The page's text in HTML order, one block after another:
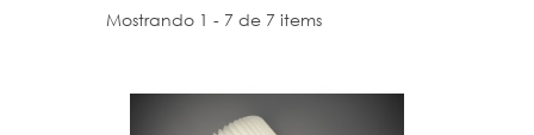
Mostrando 1 - 7 de 7 items